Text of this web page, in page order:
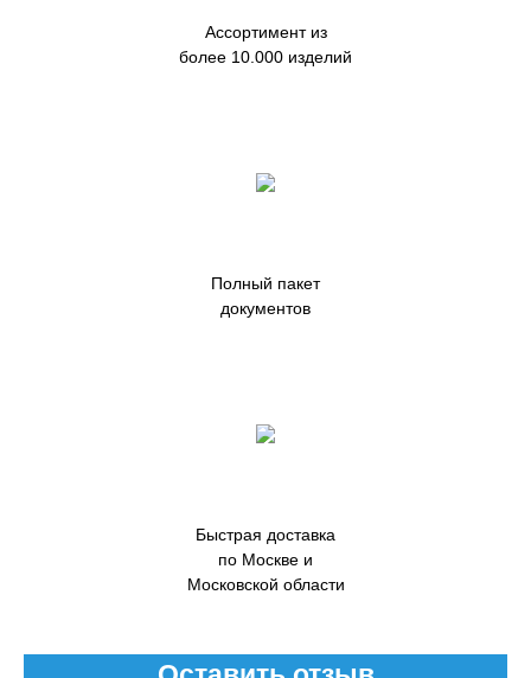
Ассортимент из
более 10.000 изделий
Полный пакет
документов
Быстрая доставка
по Москве и
Московской области